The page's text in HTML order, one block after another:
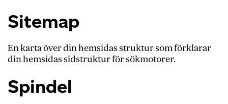
Sitemap
En karta över din hemsidas struktur som förklarar
din hemsidas sidstruktur för sökmotorer.
Spindel